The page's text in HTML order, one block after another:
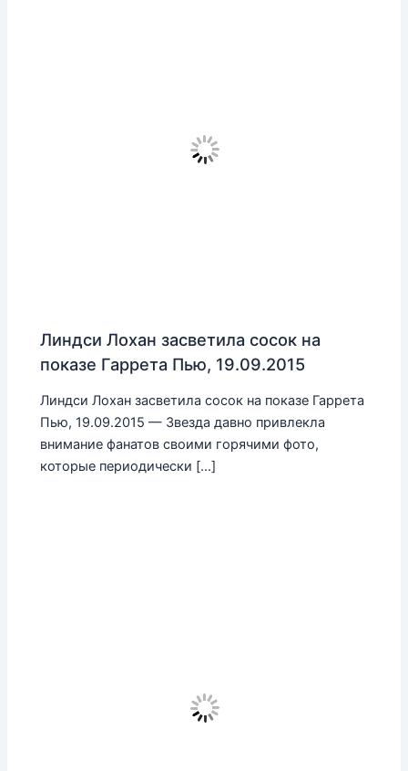
Линдси Лохан засветила сосок на
показе Гаррета Пью, 19.09.2015
Линдси Лохан засветила сосок на показе Гаррета
Пью, 19.09.2015 — Звезда давно привлекла
внимание фанатов своими горячими фото,
которые периодически […]